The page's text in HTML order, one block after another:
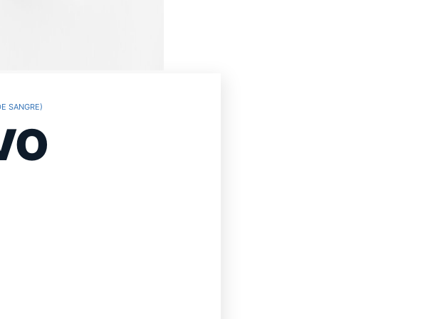
SANGRE)